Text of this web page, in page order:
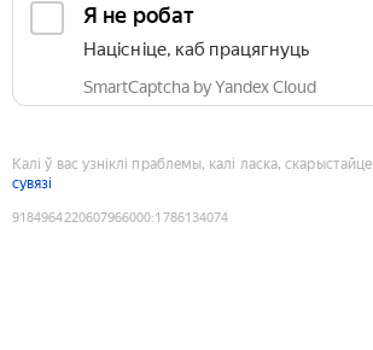
Я не робат
Націсніце, каб працягнуць
SmartCaptcha by Yandex Cloud
Калі ў вас узніклі праблемы, калі ласка, скарыстайце
сувязі
9184964220607966000:1786134074